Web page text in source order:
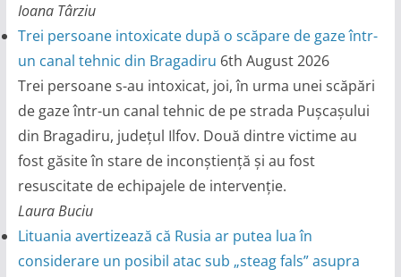
Ioana Târziu
Trei persoane intoxicate după o scăpare de gaze într-
un canal tehnic din Bragadiru 6th August 2026
Trei persoane s-au intoxicat, joi, în urma unei scăpări
de gaze într-un canal tehnic de pe strada Pușcașului
din Bragadiru, județul Ilfov. Două dintre victime au
fost găsite în stare de inconștiență și au fost
resuscitate de echipajele de intervenție.
Laura Buciu
Lituania avertizează că Rusia ar putea lua în
considerare un posibil atac sub „steag fals” asupra